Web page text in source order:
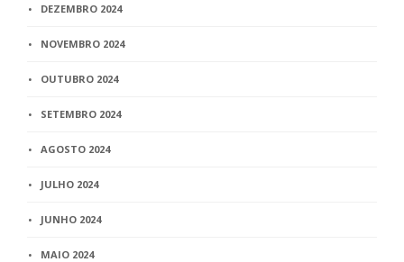
DEZEMBRO 2024
NOVEMBRO 2024
OUTUBRO 2024
SETEMBRO 2024
AGOSTO 2024
JULHO 2024
JUNHO 2024
MAIO 2024